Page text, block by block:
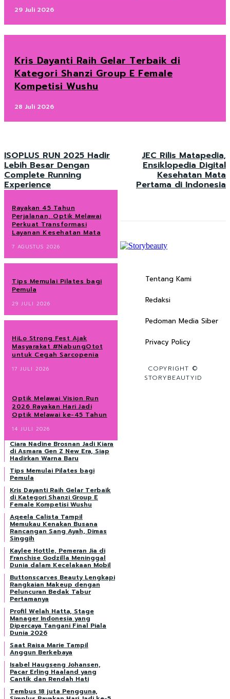
29 Juli 2026
Kris Dayanti Raih Gelar Terbaik di
Kategori Shanzi Group E Female
Kompetisi Wushu
28 Juli 2026
ISOPLUS RUN 2025 Hadir
Lebih Besar Dengan
Complete Running
Experience
JEC Rilis Matapedia,
Ensiklopedia Digital
Kesehatan Mata
Pertama di Indonesia
Rayakan 45 Tahun
Perjalanan, Optik Melawai
Perkuat Transformasi
Layanan Kesehatan Mata
7 AGUSTUS 2026
Tips Memulai Pilates bagi
Pemula
29 JULI 2026
HiLo Strong Fest Ajak
Masyarakat #NabungOtot
untuk Cegah Sarcopenia
17 JULI 2026
Optik Melawai Vision Run
2026 Rayakan Hari Jadi
Optik Melawai ke-45 Tahun
14 JULI 2026
Ciara Nadine Brosnan Jadi Kiara
di Asmara Gen Z New Era, Siap
Hadirkan Warna Baru
Tips Memulai Pilates bagi
Pemula
Kris Dayanti Raih Gelar Terbaik
di Kategori Shanzi Group E
Female Kompetisi Wushu
Aqeela Calista Tampil
Memukau Kenakan Busana
Rancangan Sang Ayah, Dimas
Singgih
Kaylee Hottle, Pemeran Jia di
Franchise Godzilla Meninggal
Dunia dalam Kecelakaan Mobil
Buttonscarves Beauty Lengkapi
Rangkaian Makeup dengan
Peluncuran Bedak Tabur
Pertamanya
Profil Welah Hatta, Stage
Manager Indonesia yang
Dipercaya Tangani Final Piala
Dunia 2026
Saat Raisa Marie Tampil
Anggun Berkebaya
Isabel Haugseng Johansen,
Pacar Erling Haaland yang
Cantik dan Rendah Hati
Tembus 18 juta Pengguna,
Tentang Kami
Redaksi
Pedoman Media Siber
Privacy Policy
COPYRIGHT ©
STORYBEAUTYID